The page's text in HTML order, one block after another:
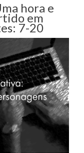
hora e
em
7-20